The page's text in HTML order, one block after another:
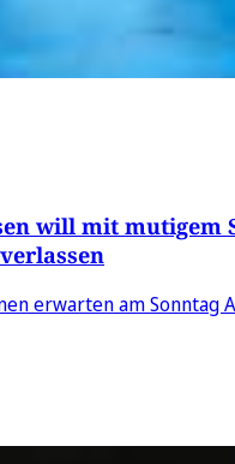
will mit mutigem
erwarten am Sonntag